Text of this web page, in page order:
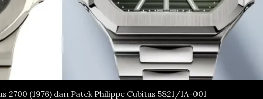
2700 (1976) dan Patek Philippe Cubitus 5821/1A-001